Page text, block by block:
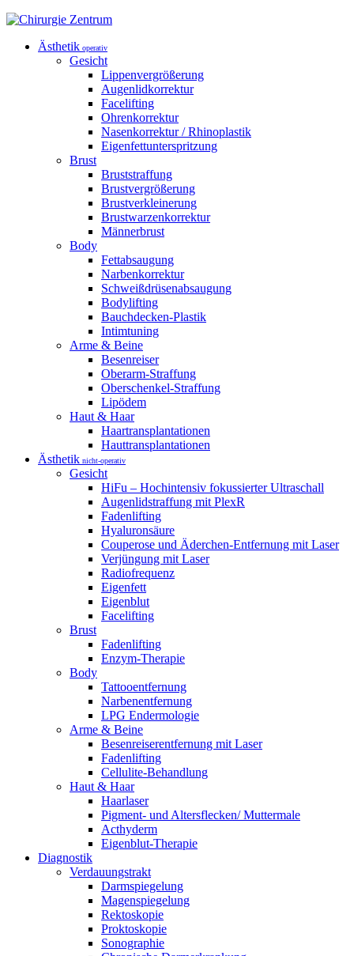
Ästhetik operativ
Gesicht
Lippenvergrößerung
Augenlidkorrektur
Facelifting
Ohrenkorrektur
Nasenkorrektur / Rhinoplastik
Eigenfettunterspritzung
Brust
Bruststraffung
Brustvergrößerung
Brustverkleinerung
Brustwarzenkorrektur
Männerbrust
Body
Fettabsaugung
Narbenkorrektur
Schweißdrüsenabsaugung
Bodylifting
Bauchdecken-Plastik
Intimtuning
Arme & Beine
Besenreiser
Oberarm-Straffung
Oberschenkel-Straffung
Lipödem
Haut & Haar
Haartransplantationen
Hauttransplantationen
Ästhetik nicht-operativ
Gesicht
HiFu – Hochintensiv fokussierter Ultraschall
Augenlidstraffung mit PlexR
Fadenlifting
Hyaluronsäure
Couperose und Äderchen-Entfernung mit Laser
Verjüngung mit Laser
Radiofrequenz
Eigenfett
Eigenblut
Facelifting
Brust
Fadenlifting
Enzym-Therapie
Body
Tattooentfernung
Narbenentfernung
LPG Endermologie
Arme & Beine
Besenreiserentfernung mit Laser
Fadenlifting
Cellulite-Behandlung
Haut & Haar
Haarlaser
Pigment- und Altersflecken/ Muttermale
Acthyderm
Eigenblut-Therapie
Diagnostik
Verdauungstrakt
Darmspiegelung
Magenspiegelung
Rektoskopie
Proktoskopie
Sonographie